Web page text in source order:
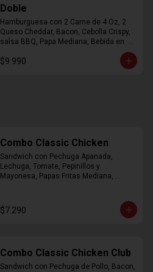
Doble
Hamburguesa con 2 Carne de 4 Oz, 2
Queso Cheddar, Bacon, Cebolla Crispy,
salsa BBQ, Papa Mediana, Bebida en
$9.990
Combo Classic Chicken
Sandwich con Pechuga Apanada,
Lechuga, Tomate, Pepinillos y
Mayonesa, Papas Fritas Mediana,
$7.290
Combo Classic Chicken Club
Sandwich con Pechuga de Pollo, Bacon,